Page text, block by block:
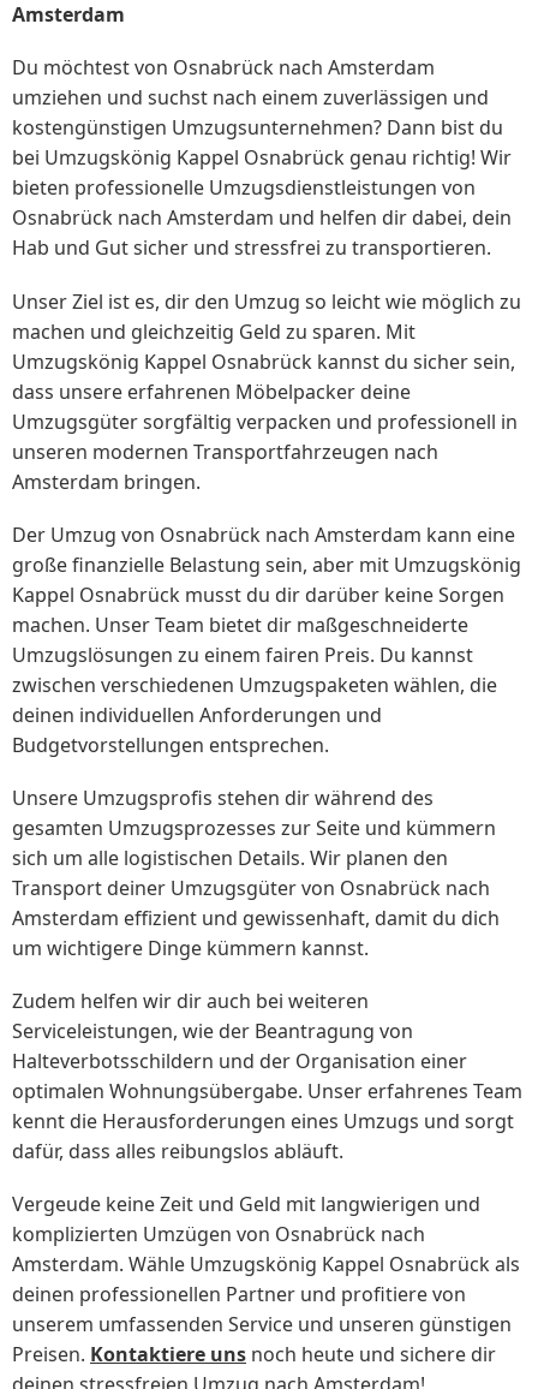
Amsterdam
Du möchtest von Osnabrück nach Amsterdam
umziehen und suchst nach einem zuverlässigen und
kostengünstigen Umzugsunternehmen? Dann bist du
bei Umzugskönig Kappel Osnabrück genau richtig! Wir
bieten professionelle Umzugsdienstleistungen von
Osnabrück nach Amsterdam und helfen dir dabei, dein
Hab und Gut sicher und stressfrei zu transportieren.
Unser Ziel ist es, dir den Umzug so leicht wie möglich zu
machen und gleichzeitig Geld zu sparen. Mit
Umzugskönig Kappel Osnabrück kannst du sicher sein,
dass unsere erfahrenen Möbelpacker deine
Umzugsgüter sorgfältig verpacken und professionell in
unseren modernen Transportfahrzeugen nach
Amsterdam bringen.
Der Umzug von Osnabrück nach Amsterdam kann eine
große finanzielle Belastung sein, aber mit Umzugskönig
Kappel Osnabrück musst du dir darüber keine Sorgen
machen. Unser Team bietet dir maßgeschneiderte
Umzugslösungen zu einem fairen Preis. Du kannst
zwischen verschiedenen Umzugspaketen wählen, die
deinen individuellen Anforderungen und
Budgetvorstellungen entsprechen.
Unsere Umzugsprofis stehen dir während des
gesamten Umzugsprozesses zur Seite und kümmern
sich um alle logistischen Details. Wir planen den
Transport deiner Umzugsgüter von Osnabrück nach
Amsterdam effizient und gewissenhaft, damit du dich
um wichtigere Dinge kümmern kannst.
Zudem helfen wir dir auch bei weiteren
Serviceleistungen, wie der Beantragung von
Halteverbotsschildern und der Organisation einer
optimalen Wohnungsübergabe. Unser erfahrenes Team
kennt die Herausforderungen eines Umzugs und sorgt
dafür, dass alles reibungslos abläuft.
Vergeude keine Zeit und Geld mit langwierigen und
komplizierten Umzügen von Osnabrück nach
Amsterdam. Wähle Umzugskönig Kappel Osnabrück als
deinen professionellen Partner und profitiere von
unserem umfassenden Service und unseren günstigen
Preisen. Kontaktiere uns noch heute und sichere dir